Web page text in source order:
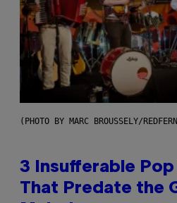
(PHOTO BY MARC BROUSSELY/
3 Insufferable
That Predate the